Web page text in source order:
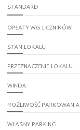
STANDARD
OPŁATY WG LICZNIKÓW
STAN LOKALU
PRZEZNACZENIE LOKALU
WINDA
MOŻLIWOŚĆ PARKOWANIA
WŁASNY PARKING